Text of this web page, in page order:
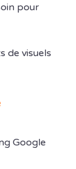
pour
de visuels
Google